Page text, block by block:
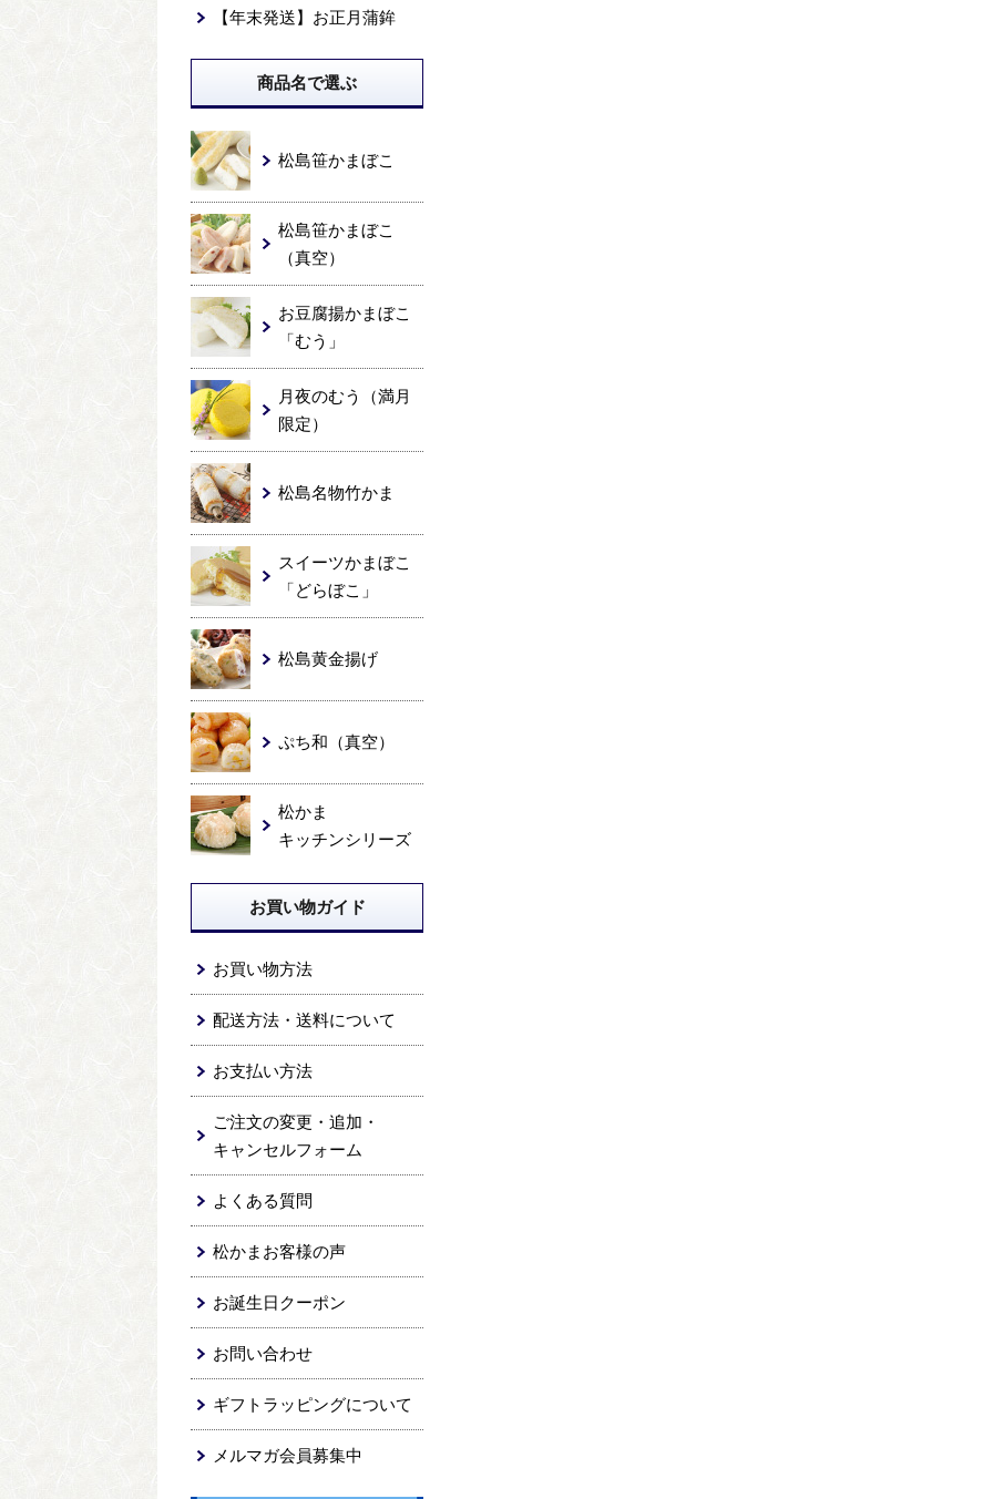
【年末発送】お正月蒲鉾
商品名で選ぶ
松島笹かまぼこ
松島笹かまぼこ
（真空）
お豆腐揚かまぼこ
「むう」
月夜のむう（満月
限定）
松島名物竹かま
スイーツかまぼこ
「どらぼこ」
松島黄金揚げ
ぷち和（真空）
松かま
キッチンシリーズ
お買い物ガイド
お買い物方法
配送方法・送料について
お支払い方法
ご注文の変更・追加・
キャンセルフォーム
よくある質問
松かまお客様の声
お誕生日クーポン
お問い合わせ
ギフトラッピングについて
メルマガ会員募集中